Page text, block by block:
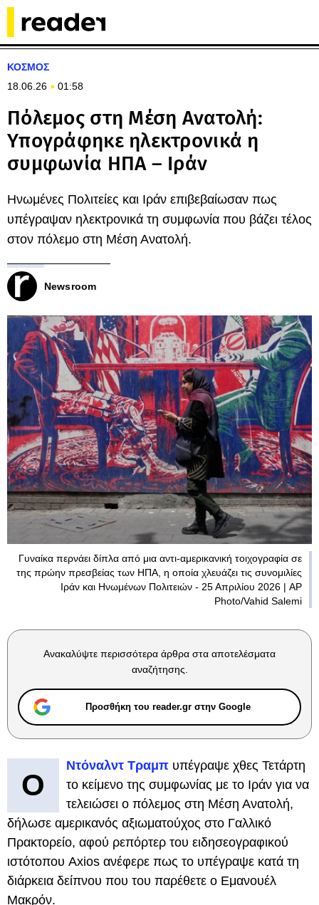
ΚΟΣΜΟΣ
18.06.26
01:58
Πόλεμος στη Μέση Ανατολή:
Υπογράφηκε ηλεκτρονικά η
συμφωνία ΗΠΑ – Ιράν
Ηνωμένες Πολιτείες και Ιράν επιβεβαίωσαν πως
υπέγραψαν ηλεκτρονικά τη συμφωνία που βάζει τέλος
στον πόλεμο στη Μέση Ανατολή.
Newsroom
Γυναίκα περνάει δίπλα από μια αντι-αμερικανική τοιχογραφία σε
της πρώην πρεσβείας των ΗΠΑ, η οποία χλευάζει τις συνομιλίες
Ιράν και Ηνωμένων Πολιτειών - 25 Απριλίου 2026 | AP
Photo/Vahid Salemi
Ανακαλύψτε περισσότερα άρθρα στα αποτελέσματα
αναζήτησης.
Προσθήκη του reader.gr στην Google
Ο
Ντόναλντ Τραμπ υπέγραψε χθες Τετάρτη
το κείμενο της συμφωνίας με το Ιράν για να
τελειώσει ο πόλεμος στη Μέση Ανατολή,
δήλωσε αμερικανός αξιωματούχος στο Γαλλικό
Πρακτορείο, αφού ρεπόρτερ του ειδησεογραφικού
ιστότοπου Axios ανέφερε πως το υπέγραψε κατά τη
διάρκεια δείπνου που του παρέθετε ο Εμανουέλ
Μακρόν.